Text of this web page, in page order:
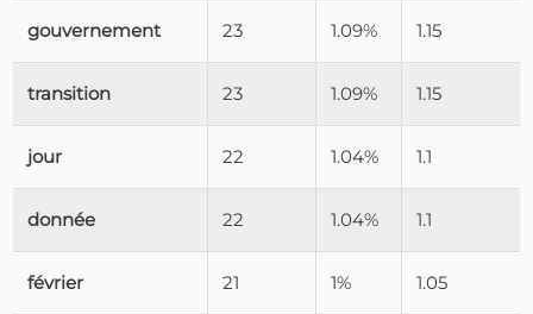
gouvernement 23 1.09% 1.15
transition 23 1.09% 1.15
jour 22 1.04% 1.1
donnée 22 1.04% 1.1
février 21 1% 1.05